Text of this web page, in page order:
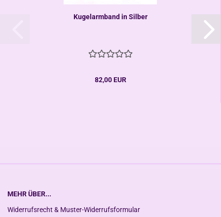
Kugelarmband in Silber
82,00 EUR
MEHR ÜBER...
Widerrufsrecht & Muster-Widerrufsformular